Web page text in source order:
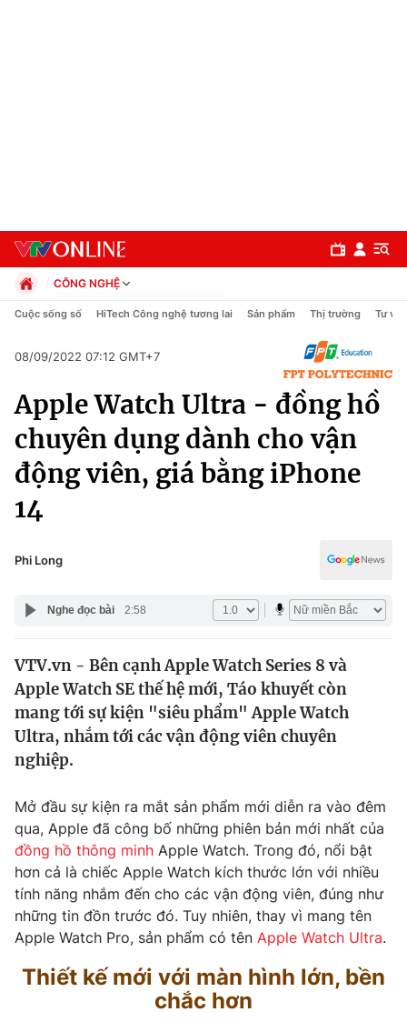
Chính trị
Xã hội
Pháp luật
Y tế
Thế giới
Tin tức
Thế giới đó đây
Câu chuyện quốc tế
Kinh tế
Tài chính
Thị trường
Dữ liệu và đời sống
Phim VTV
Hậu trường
Nhân vật
Khán giả
Giải sao mai
Giải trí
Điện ảnh
Âm nhạc
Sao
Đời sống
Du lịch
Chất lượng cuộc sống
Giáo dục
Tuyển sinh
CÔNG NGHỆ
Chính trị
Pháp luật
Thể thao
Truyền hình
Văn hóa - Giải trí
Y tế
Cuộc sống số HiTech Công nghệ tương lai Sản phẩm Thị trường Tư vấn
08/09/2022 07:12 GMT+7
Apple Watch Ultra - đồng hồ
chuyên dụng dành cho vận
động viên, giá bằng iPhone
14
Phi Long
Nghe đọc bài 2:58
VTV.vn - Bên cạnh Apple Watch Series 8 và
Apple Watch SE thế hệ mới, Táo khuyết còn
mang tới sự kiện "siêu phẩm" Apple Watch
Ultra, nhắm tới các vận động viên chuyên
nghiệp.
Mở đầu sự kiện ra mắt sản phẩm mới diễn ra vào đêm
qua, Apple đã công bố những phiên bản mới nhất của
đồng hồ thông minh Apple Watch. Trong đó, nổi bật
hơn cả là chiếc Apple Watch kích thước lớn với nhiều
tính năng nhắm đến cho các vận động viên, đúng như
những tin đồn trước đó. Tuy nhiên, thay vì mang tên
Apple Watch Pro, sản phẩm có tên Apple Watch Ultra.
Thiết kế mới với màn hình lớn, bền
chắc hơn